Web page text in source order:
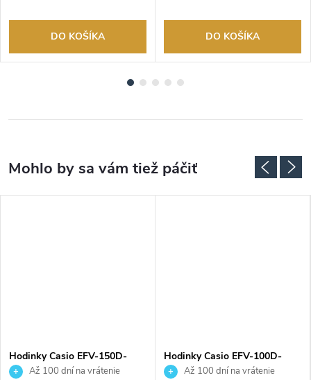
DO KOŠÍKA DO KOŠÍKA
Hodinky Casio EFV-150D-
2AVUEFAž 100 dní na vrátenie
Hodinky Casio EFV-100D-
8AVUEFAž 100 dní na vrátenie